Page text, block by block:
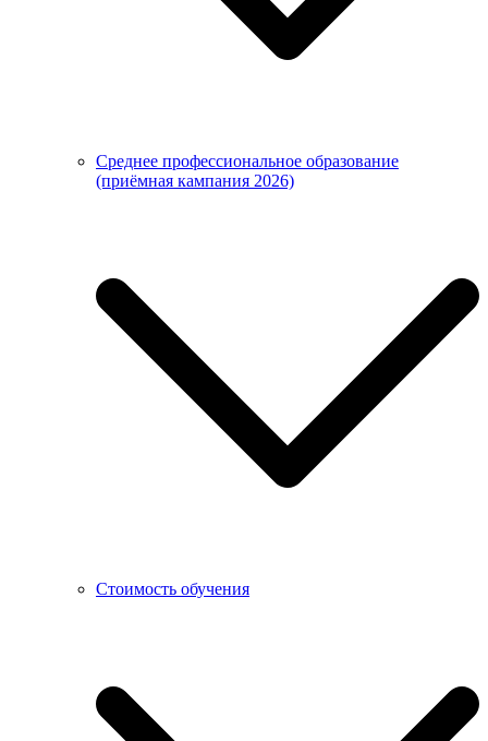
Среднее профессиональное образование
(приёмная кампания 2026)
Стоимость обучения